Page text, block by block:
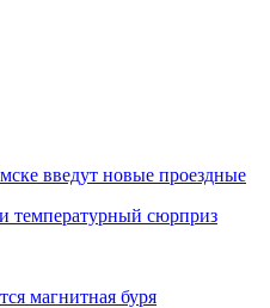
введут новые проездные
температурный сюрприз
магнитная буря